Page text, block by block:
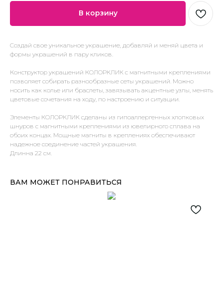
В корзину
Создай свое уникальное украшение, добавляй и меняй цвета и
формы украшений в пару кликов.
Конструктор украшений КОЛОРКЛИК с магнитными креплениями
позволяет собирать разнообразные сеты украшений. Можно
носить как колье или браслеты, завязывать акцентные узлы, менять
цветовые сочетания на ходу, по настроению и ситуации.
Элементы КОЛОРКЛИК сделаны из гипоаллергенных хлопковых
шнуров с магнитными креплениями из ювелирного сплава на
обоих концах. Мощные магниты в креплениях обеспечивают
надежное соединение частей украшения.
Длинна 22 см.
ВАМ МОЖЕТ ПОНРАВИТЬСЯ